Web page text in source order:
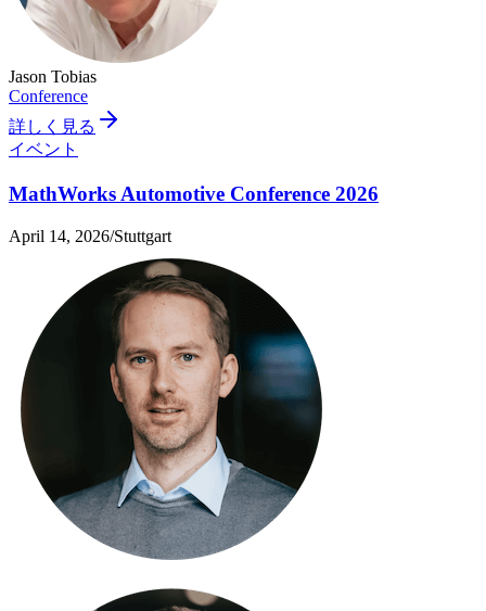
Jason Tobias
Conference
詳しく見る
イベント
MathWorks Automotive Conference 2026
April 14, 2026/Stuttgart